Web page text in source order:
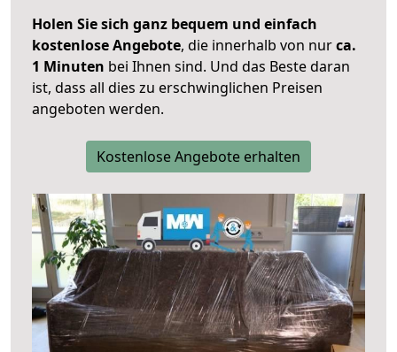
Holen Sie sich ganz bequem und einfach
kostenlose Angebote, die innerhalb von nurca.
1 Minuten bei Ihnen sind. Und das Beste daran
ist, dass all dies zu erschwinglichen Preisen
angeboten werden.
Kostenlose Angebote erhalten